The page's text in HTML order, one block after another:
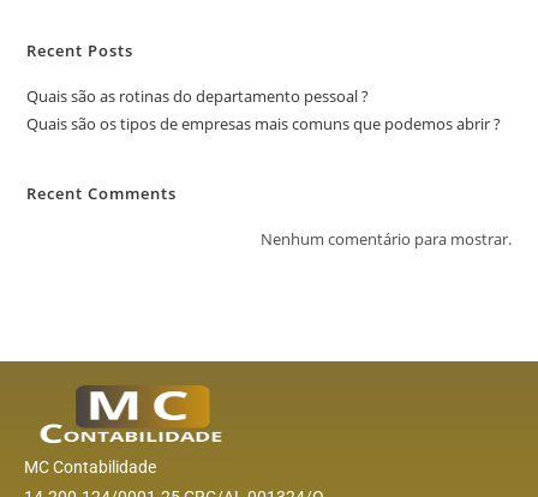
Recent Posts
Quais são as rotinas do departamento pessoal ?
Quais são os tipos de empresas mais comuns que podemos abrir ?
Recent Comments
Nenhum comentário para mostrar.
MC Contabilidade